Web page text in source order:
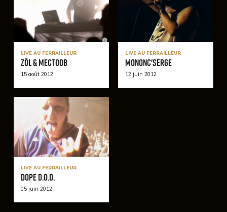
LIVE AU FERRAILLEUR
Zôl & Mectoob
15 août 2012
LIVE AU FERRAILLEUR
Mononc'serge
12 juin 2012
LIVE AU FERRAILLEUR
Dope D.O.D.
05 juin 2012